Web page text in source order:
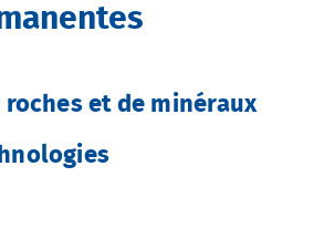
et de minéraux